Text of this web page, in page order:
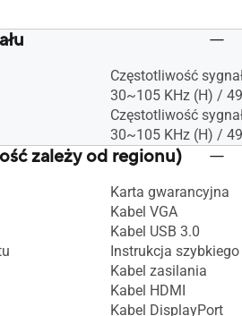
Częstotliwość
30~105 KHz (H) /
Częstotliwość
30~105 KHz (H) /
zależy od regionu)
Karta gwarancyjna
Kabel VGA
Kabel USB 3.0
Instrukcja
Kabel zasilania
Kabel HDMI
Kabel DisplayPort